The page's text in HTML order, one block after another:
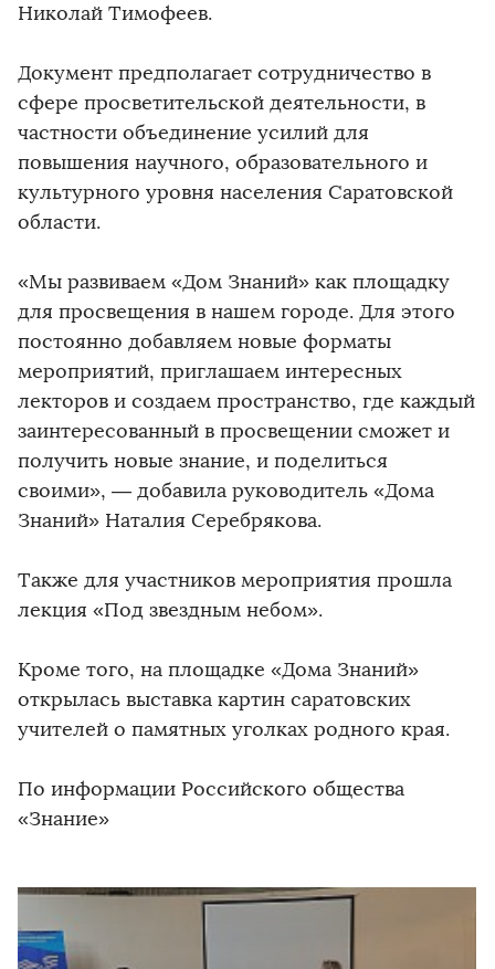
Николай Тимофеев.
Документ предполагает сотрудничество в
сфере просветительской деятельности, в
частности объединение усилий для
повышения научного, образовательного и
культурного уровня населения Саратовской
области.
«Мы развиваем «Дом Знаний» как площадку
для просвещения в нашем городе. Для этого
постоянно добавляем новые форматы
мероприятий, приглашаем интересных
лекторов и создаем пространство, где каждый
заинтересованный в просвещении сможет и
получить новые знание, и поделиться
своими», — добавила руководитель «Дома
Знаний» Наталия Серебрякова.
Также для участников мероприятия прошла
лекция «Под звездным небом».
Кроме того, на площадке «Дома Знаний»
открылась выставка картин саратовских
учителей о памятных уголках родного края.
По информации Российского общества
«Знание»